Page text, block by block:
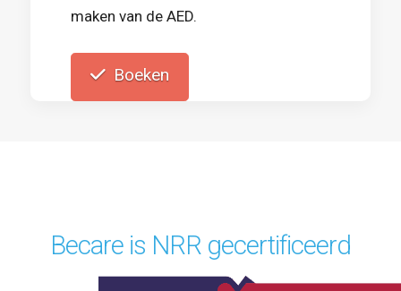
maken van de AED.
Boeken
Becare is NRR gecertificeerd